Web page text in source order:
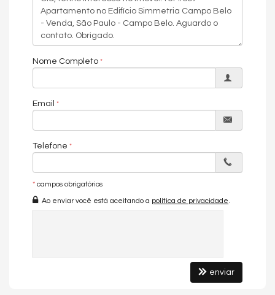
Sala de Estar
Sala de Jantar
Cozinha Americana
Sacada Integrada
Closet
Suíte Standard
Nome Completo
Email
Telefone
* campos obrigatórios
Ao enviar você está aceitando a política de privacidade
enviar